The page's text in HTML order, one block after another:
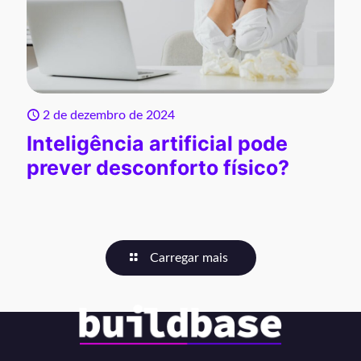
2 de dezembro de 2024
Inteligência artificial pode
prever desconforto físico?
Carregar mais